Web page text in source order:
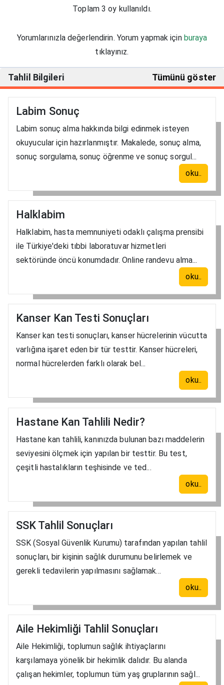
Toplam 3 oy kullanıldı.
Yorumlarınızla değerlendirin. Yorum yapmak için buraya
tıklayınız.
Tahlil Bilgileri Tümünü göster
Labim Sonuç
Labim sonuç alma hakkında bilgi edinmek isteyen
okuyucular için hazırlanmıştır. Makalede, sonuç alma,
sonuç sorgulama, sonuç öğrenme ve sonuç sorgul...
oku..
Halklabim
Halklabim, hasta memnuniyeti odaklı çalışma prensibi
ile Türkiye'deki tıbbi laboratuvar hizmetleri
sektöründe öncü konumdadır. Online randevu alma...
oku..
Kanser Kan Testi Sonuçları
Kanser kan testi sonuçları, kanser hücrelerinin vücutta
varlığına işaret eden bir tür testtir. Kanser hücreleri,
normal hücrelerden farklı olarak bel...
oku..
Hastane Kan Tahlili Nedir?
Hastane kan tahlili, kanınızda bulunan bazı maddelerin
seviyesini ölçmek için yapılan bir testtir. Bu test,
çeşitli hastalıkların teşhisinde ve ted...
oku..
SSK Tahlil Sonuçları
SSK (Sosyal Güvenlik Kurumu) tarafından yapılan tahlil
sonuçları, bir kişinin sağlık durumunu belirlemek ve
gerekli tedavilerin yapılmasını sağlamak...
oku..
Aile Hekimliği Tahlil Sonuçları
Aile Hekimliği, toplumun sağlık ihtiyaçlarını
karşılamaya yönelik bir hekimlik dalıdır. Bu alanda
çalışan hekimler, toplumun tüm yaş gruplarının sağl...